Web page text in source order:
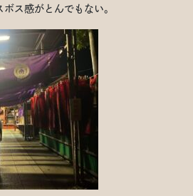
ス感がとんでもない。